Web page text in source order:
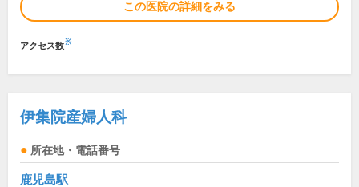
この医院の詳細をみる
アクセス数※
伊集院産婦人科
所在地・電話番号
鹿児島駅